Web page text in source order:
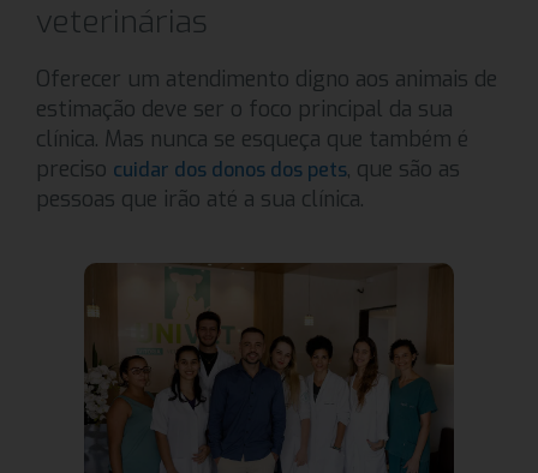
veterinárias
Oferecer um atendimento digno aos animais de
estimação deve ser o foco principal da sua
clínica. Mas nunca se esqueça que também é
preciso cuidar dos donos dos pets, que são as
pessoas que irão até a sua clínica.